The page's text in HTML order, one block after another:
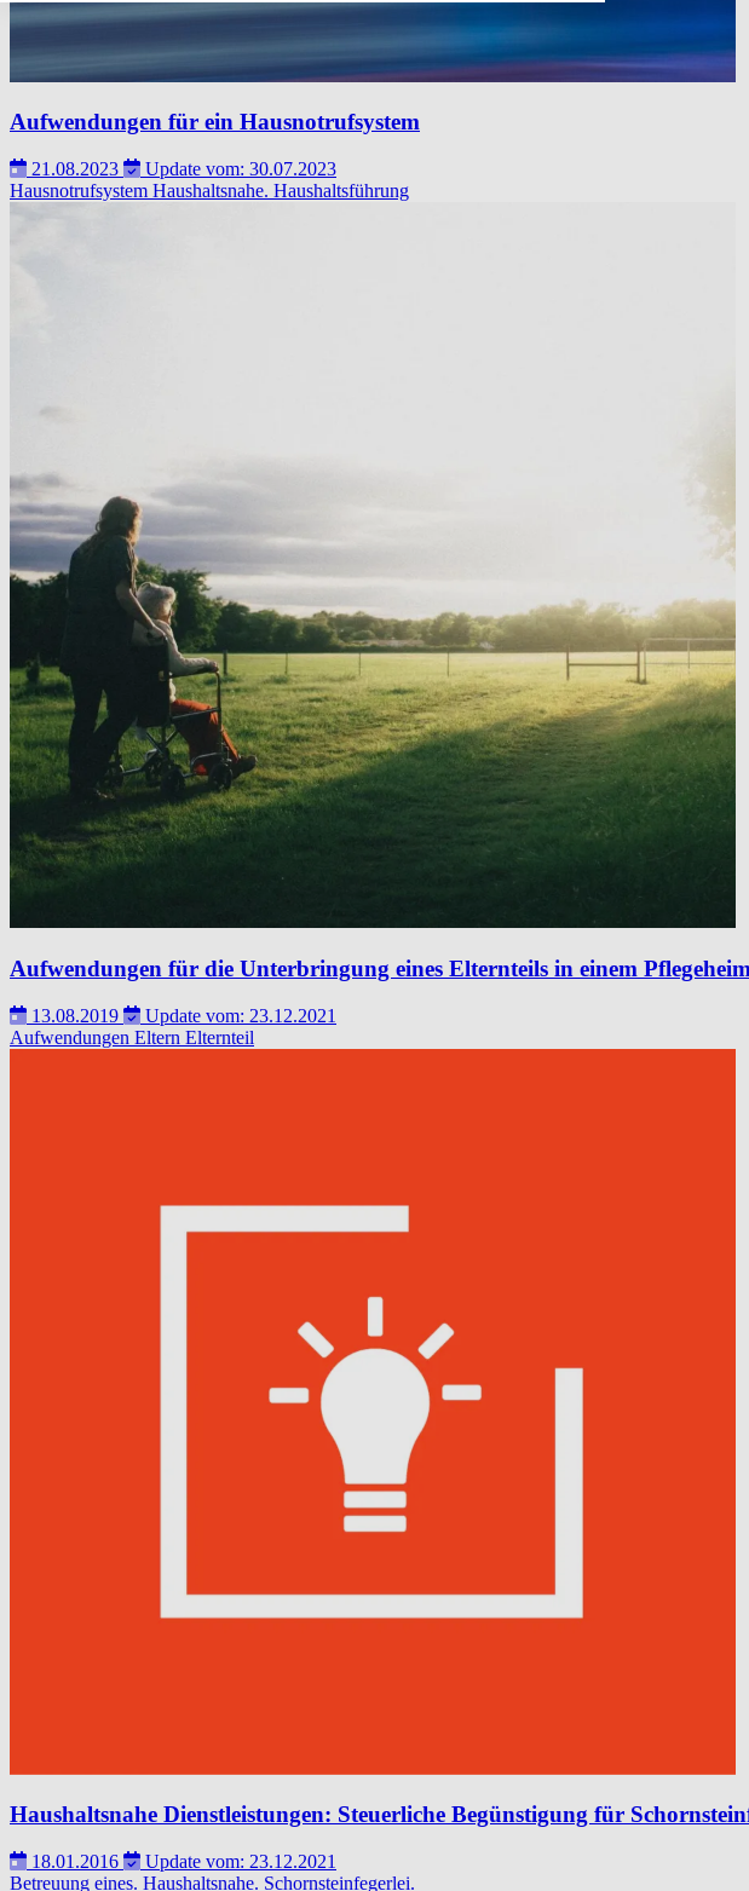
Aufwendungen für ein Hausnotrufsystem
21.08.2023
Update vom: 30.07.2023
Hausnotrufsystem Haushaltsnahe. Haushaltsführung
Aufwendungen für die Unterbringung eines Elternteils in einem Pflegeheim
13.08.2019
Update vom: 23.12.2021
Aufwendungen Eltern Elternteil
Haushaltsnahe Dienstleistungen: Steuerliche Begünstigung für
18.01.2016
Update vom: 23.12.2021
Betreuung eines. Haushaltsnahe. Schornsteinfegerlei.